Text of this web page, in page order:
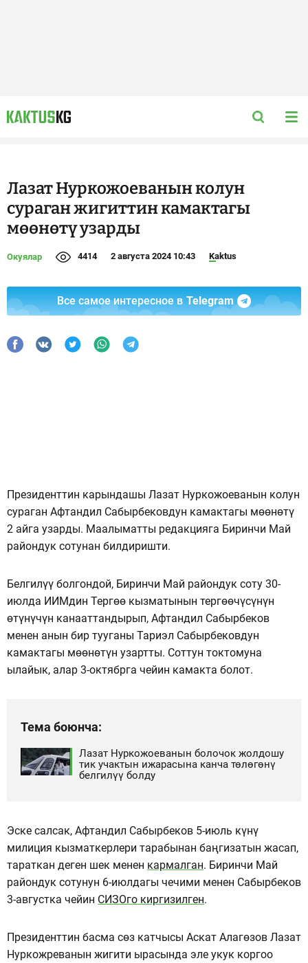
Лазат Нуркожоеванын колун
сураган жигиттин камактагы
мөөнөтү узарды
Окуялар 4414 2 августа 2024 10:43 Kaktus
Все самое интересное в Telegram
Президенттин карындашы Лазат Нуркожоеванын колун
сураган Афтандил Сабырбековдун камактагы мөөнөтү
2 айга узарды. Маалыматты редакцияга Биринчи Май
райондук сотунан билдиришти.
Белгилүү болгондой, Биринчи Май райондук соту 30-
июлда ИИМдин Тергөө кызматынын тергөөчүсүнүн
өтүнүчүн канааттандырып, Афтандил Сабырбеков
менен анын бир тууганы Тариэл Сабырбековдун
камактагы мөөнөтүн узартты. Соттун токтомуна
ылайык, алар 3-октябрга чейин камакта болот.
Тема боюнча:
Лазат Нуркожоеванын болочок жолдошу
тик учактын ижарасына канча төлөгөнү
белгилүү болду
Эске салсак, Афтандил Сабырбеков 5-июль күнү
милиция кызматкерлери тарабынан баңгизатын жасап,
тараткан деген шек менен кармалган. Биринчи Май
райондук сотунун 6-июлдагы чечими менен Сабырбеков
3-августка чейин СИЗОго киргизилген.
Президенттин басма сөз катчысы Аскат Алагөзов Лазат
Нуркожреванын жигити ырасында эле укук коргоо